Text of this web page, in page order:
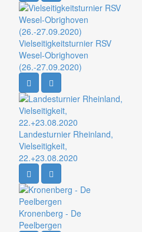
Vielseitigkeitsturnier RSV
Wesel-Obrighoven
(26.-27.09.2020)
Landesturnier Rheinland,
Vielseitigkeit,
22.+23.08.2020
Kronenberg - De
Peelbergen